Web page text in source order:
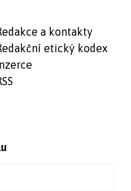
a kontakty
etický kodex